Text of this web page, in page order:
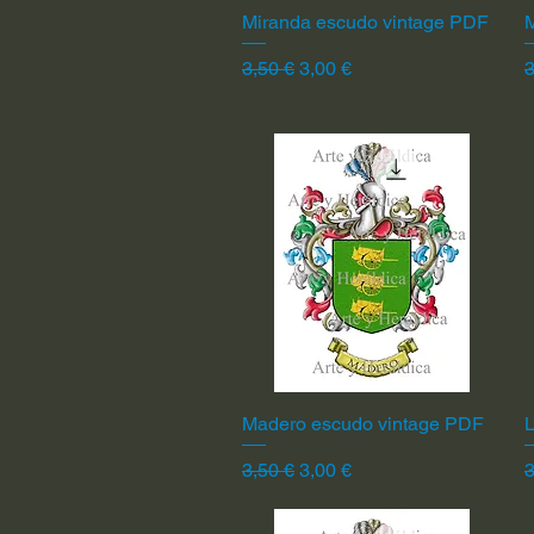
Vista rápida
Miranda escudo vintage PDF
Precio
3,50 € Precio de oferta
3,00 €
Vista rápida
Madero escudo vintage PDF
Precio
3,50 € Precio de oferta
3,00 €